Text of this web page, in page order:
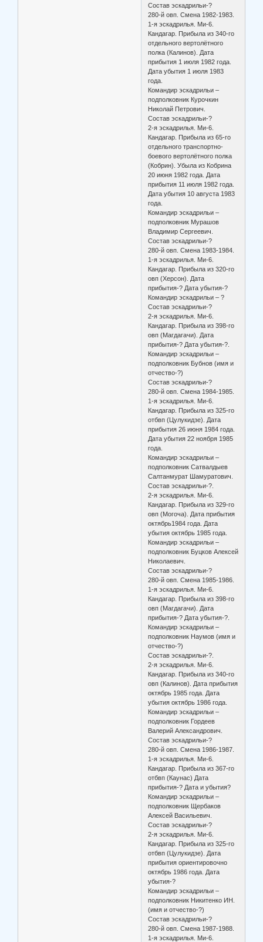
Состав эскадрильи-?
280-й овп. Смена 1982-1983.
1-я эскадрилья. Ми-6.
Кандагар. Прибыла из 340-го
отдельного вертолётного
полка (Калинов). Дата
прибытия 1 июля 1982 года.
Дата убытия 1 июля 1983
года.
Командир эскадрильи –
подполковник Курочкин
Николай Петрович.
Состав эскадрильи-?
2-я эскадрилья. Ми-6.
Кандагар. Прибыла из 65-го
отдельного транспортно-
боевого вертолётного полка
(Кобрин). Убыла из Кобрина
20 июня 1982 года. Дата
прибытия 11 июля 1982 года.
Дата убытия 10 августа 1983
года.
Командир эскадрильи –
подполковник Мурашов
Владимир Сергеевич.
Состав эскадрильи-?
280-й овп. Смена 1983-1984.
1-я эскадрилья. Ми-6.
Кандагар. Прибыла из 320-го
овп (Херсон). Дата
прибытия-? Дата убытия-?
Командир эскадрильи – ?
Состав эскадрильи-?
2-я эскадрилья. Ми-6.
Кандагар. Прибыла из 398-го
овп (Магдагачи). Дата
прибытия-? Дата убытия-?.
Командир эскадрильи –
подполковник Бубнов (имя и
отчество-?)
Состав эскадрильи-?
280-й овп. Смена 1984-1985.
1-я эскадрилья. Ми-6.
Кандагар. Прибыла из 325-го
отбвп (Цулукидзе). Дата
прибытия 26 июня 1984 года.
Дата убытия 22 ноября 1985
года.
Командир эскадрильи –
подполковник Сатвалдыев
Салтанмурат Шамуратович.
Состав эскадрильи-?.
2-я эскадрилья. Ми-6.
Кандагар. Прибыла из 329-го
овп (Могоча). Дата прибытия
октябрь1984 года. Дата
убытия октябрь 1985 года.
Командир эскадрильи –
подполковник Буцков Алексей
Николаевич.
Состав эскадрильи-?
280-й овп. Смена 1985-1986.
1-я эскадрилья. Ми-6.
Кандагар. Прибыла из 398-го
овп (Магдагачи). Дата
прибытия-? Дата убытия-?.
Командир эскадрильи –
подполковник Наумов (имя и
отчество-?)
Состав эскадрильи-?.
2-я эскадрилья. Ми-6.
Кандагар. Прибыла из 340-го
овп (Калинов). Дата прибытия
октябрь 1985 года. Дата
убытия октябрь 1986 года.
Командир эскадрильи –
подполковник Гордеев
Валерий Александрович.
Состав эскадрильи-?
280-й овп. Смена 1986-1987.
1-я эскадрилья. Ми-6.
Кандагар. Прибыла из 367-го
отбвп (Каунас) Дата
прибытия-? Дата и убытия?
Командир эскадрильи –
подполковник Щербаков
Алексей Васильевич.
Состав эскадрильи-?
2-я эскадрилья. Ми-6.
Кандагар. Прибыла из 325-го
отбвп (Цулукидзе). Дата
прибытия ориентировочно
октябрь 1986 года. Дата
убытия-?
Командир эскадрильи –
подполковник Никитенко ИН.
(имя и отчество-?)
Состав эскадрильи-?
280-й овп. Смена 1987-1988.
1-я эскадрилья. Ми-6.